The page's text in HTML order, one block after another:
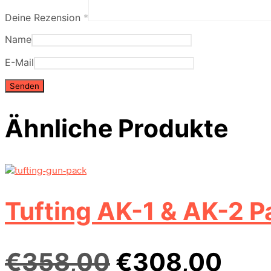
Deine Rezension *
Name
E-Mail
Ähnliche Produkte
Tufting AK-1 & AK-2
€358,00 €308,00